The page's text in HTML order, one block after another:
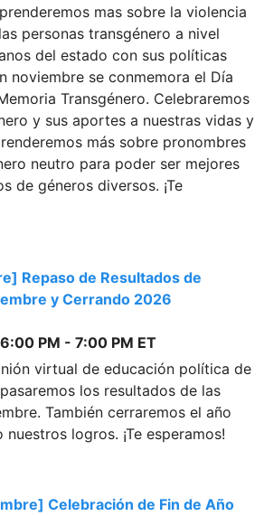
mas sobre la violencia
personas transgénero a nivel
del estado con sus políticas
noviembre se conmemora el Día
Transgénero. Celebraremos
y sus aportes a nuestras vidas y
más sobre pronombres
neutro para poder ser mejores
de géneros diversos. ¡Te
Repaso de Resultados de
y Cerrando 2026
6:00 PM - 7:00 PM ET
virtual de educación política de
los resultados de las
También cerraremos el año
logros. ¡Te esperamos!
Celebración de Fin de Año